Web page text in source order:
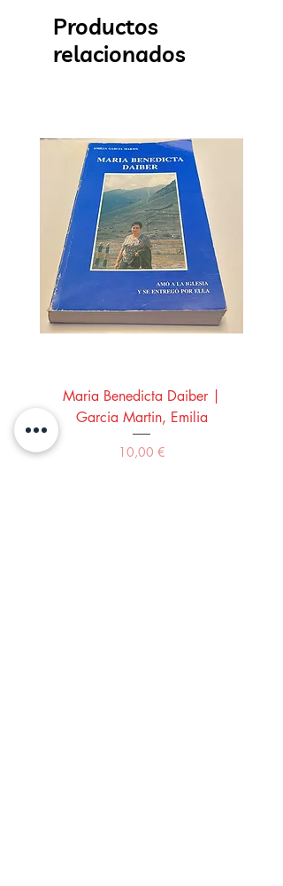
Productos
relacionados
Maria Benedicta Daiber |
Garcia Martin, Emilia
Precio
10,00 €